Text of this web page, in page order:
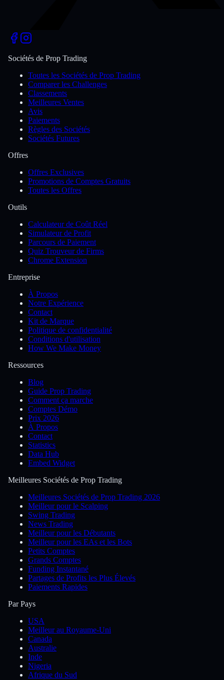
Sociétés de Prop Trading
Toutes les Sociétés de Prop Trading
Comparer les Challenges
Classements
Meilleures Ventes
Avis
Paiements
Règles des Sociétés
Sociétés Futures
Offres
Offres Exclusives
Promotions de Comptes Gratuits
Toutes les Offres
Outils
Calculateur de Coût Réel
Simulateur de Profit
Parcours de Paiement
Quiz Trouveur de Firms
Chrome Extension
Entreprise
À Propos
Notre Expérience
Contact
Kit de Marque
Politique de confidentialité
Conditions d'utilisation
How We Make Money
Ressources
Blog
Guide Prop Trading
Comment ça marche
Comptes Démo
Prix 2026
À Propos
Contact
Statistics
Data Hub
Embed Widget
Meilleures Sociétés de Prop Trading
Meilleures Sociétés de Prop Trading 2026
Meilleur pour le Scalping
Swing Trading
News Trading
Meilleur pour les Débutants
Meilleur pour les EAs et les Bots
Petits Comptes
Grands Comptes
Funding Instantané
Partages de Profits les Plus Élevés
Paiements Rapides
Par Pays
USA
Meilleur au Royaume-Uni
Canada
Australie
Inde
Nigeria
Afrique du Sud